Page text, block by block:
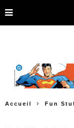
Accueil Fun